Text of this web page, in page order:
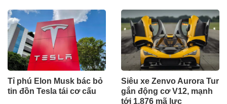
Tỉ phú Elon Musk bác bỏ
tin đồn Tesla tái cơ cấu
Siêu xe Zenvo Aurora Tur
gắn động cơ V12, mạnh
tới 1.876 mã lực